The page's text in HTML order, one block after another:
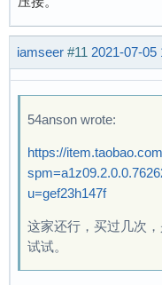
iamseer #11 2021-07-05
54anson wrote:
https://
u=gef23h147f
这家还行，买过几次
试试。